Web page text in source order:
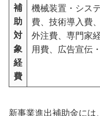
補
助
対
象
経
費
機械装置・シス
費、技術導入費
外注費、専門家
用費、広告宣伝
新事業進出補助金に